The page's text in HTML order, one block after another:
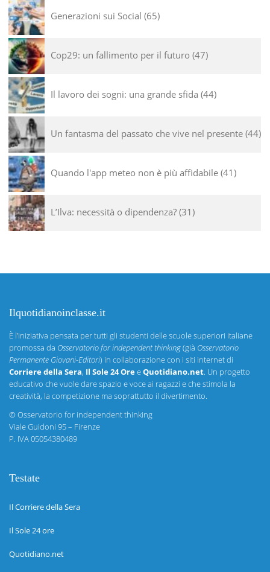
Generazioni sui Social 65
Cop29: un fallimento per il futuro 47
Il lavoro dei sogni: una grande sfida 44
Un fantasma del passato che vive nel presente 44
Quando l'app meteo non è più affidabile 41
L’Ilva: necessità o dipendenza? 31
Ilquotidianoinclasse.it
È l’iniziativa pensata per tutti gli studenti delle scuole superiori italiane
promossa da Osservatorio for independent thinking(già Osservatorio
Permanente Giovani-Editori) in collaborazione con i siti internet di
Corriere della Sera, Il Sole 24 OreeQuotidiano.net. Un progetto
educativo che vuole dare spazio e voce ai ragazzi e che stimola la
creatività, la competizione ma soprattutto il divertimento.
©Osservatorio for independent thinking
Viale Guidoni 95 – Firenze
P. IVA 05054380489
Testate
Il Corriere della Sera
Il Sole 24 ore
Quotidiano.net